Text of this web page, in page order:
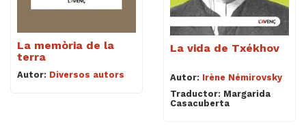
La memòria de la
terra
Autor: Diversos autors
La vida de Txékhov
Autor: Irène Némirovsky
Traductor: Margarida
Casacuberta